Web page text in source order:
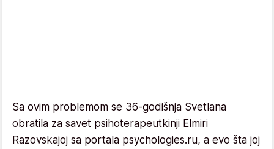
Sa ovim problemom se 36-godišnja Svetlana
obratila za savet psihoterapeutkinji Elmiri
Razovskajoj sa portala psychologies.ru, a evo šta joj